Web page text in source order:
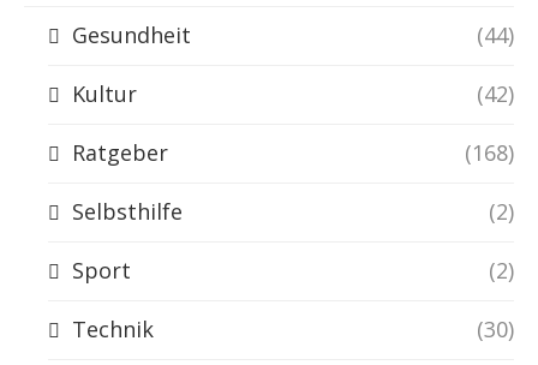
Gesundheit (44)
Kultur (42)
Ratgeber (168)
Selbsthilfe (2)
Sport (2)
Technik (30)